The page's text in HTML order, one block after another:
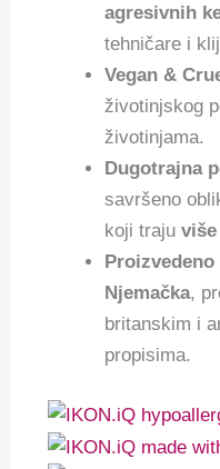
agresivnih
tehničare i
Vegan &
životinjskog
životinjama.
Dugotrajna
savršeno
koji traju
Njemačka,
britanskim i
propisima.